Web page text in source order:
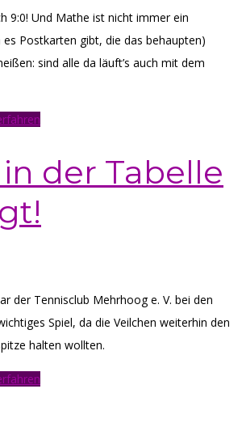
9:0! Und Mathe ist nicht immer ein
Postkarten gibt, die das behaupten)
sind alle da läuft’s auch mit dem
der Tabelle
der Tennisclub Mehrhoog e. V. bei den
Spiel, da die Veilchen weiterhin den
halten wollten.